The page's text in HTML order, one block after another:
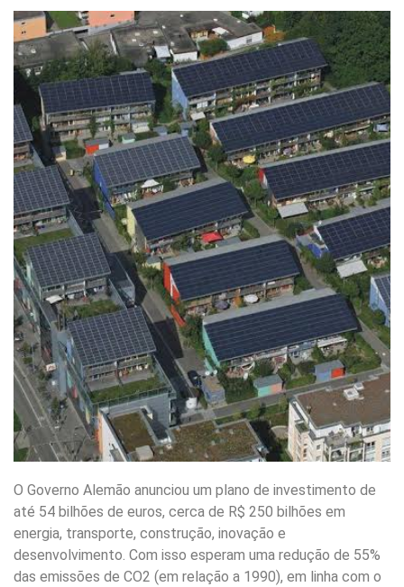
O Governo Alemão anunciou um plano de investimento de
até 54 bilhões de euros, cerca de R$ 250 bilhões em
energia, transporte, construção, inovação e
desenvolvimento. Com isso esperam uma redução de 55%
das emissões de CO2 (em relação a 1990), em linha com o